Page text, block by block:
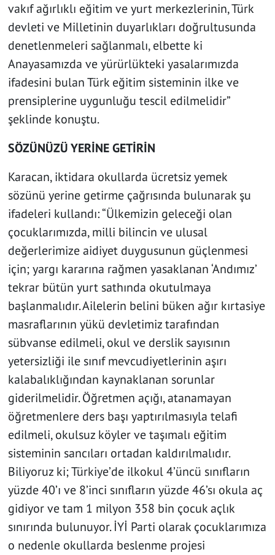
vakıf ağırlıklı eğitim ve yurt merkezlerinin, Türk
devleti ve Milletinin duyarlıkları doğrultusunda
denetlenmeleri sağlanmalı, elbette ki
Anayasamızda ve yürürlükteki yasalarımızda
ifadesini bulan Türk eğitim sisteminin ilke ve
prensiplerine uygunluğu tescil edilmelidir”
şeklinde konuştu.
SÖZÜNÜZÜ YERİNE GETİRİN
Karacan, iktidara okullarda ücretsiz yemek
sözünü yerine getirme çağrısında bulunarak şu
ifadeleri kullandı: “Ülkemizin geleceği olan
çocuklarımızda, milli bilincin ve ulusal
değerlerimize aidiyet duygusunun güçlenmesi
için; yargı kararına rağmen yasaklanan ‘Andımız’
tekrar bütün yurt sathında okutulmaya
başlanmalıdır. Ailelerin belini büken ağır kırtasiye
masraflarının yükü devletimiz tarafından
sübvanse edilmeli, okul ve derslik sayısının
yetersizliği ile sınıf mevcudiyetlerinin aşırı
kalabalıklığından kaynaklanan sorunlar
giderilmelidir. Öğretmen açığı, atanamayan
öğretmenlere ders başı yaptırılmasıyla telafi
edilmeli, okulsuz köyler ve taşımalı eğitim
sisteminin sancıları ortadan kaldırılmalıdır.
Biliyoruz ki; Türkiye’de ilkokul 4’üncü sınıfların
yüzde 40’ı ve 8’inci sınıfların yüzde 46’sı okula aç
gidiyor ve tam 1 milyon 358 bin çocuk açlık
sınırında bulunuyor. İYİ Parti olarak çocuklarımıza
o nedenle okullarda beslenme projesi